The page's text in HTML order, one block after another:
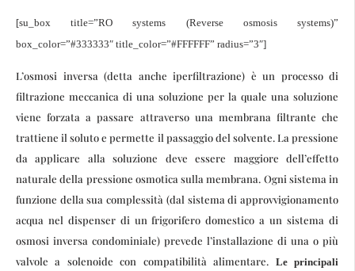
[su_box title=”RO systems (Reverse osmosis systems)”
box_color=”#333333″ title_color=”#FFFFFF” radius=”3″]
L’osmosi inversa (detta anche iperfiltrazione) è un processo di
filtrazione meccanica di una soluzione per la quale una soluzione
viene forzata a passare attraverso una membrana filtrante che
trattiene il soluto e permette il passaggio del solvente. La pressione
da applicare alla soluzione deve essere maggiore dell’effetto
naturale della pressione osmotica sulla membrana. Ogni sistema in
funzione della sua complessità (dal sistema di approvvigionamento
acqua nel dispenser di un frigorifero domestico a un sistema di
osmosi inversa condominiale) prevede l’installazione di una o più
valvole a solenoide con compatibilità alimentare. Le principali